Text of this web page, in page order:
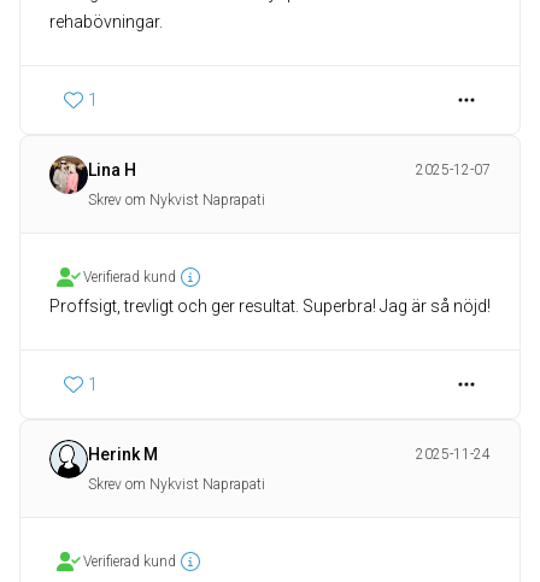
rehabövningar.
1
Lina H
2025-12-07
Skrev om Nykvist Naprapati
Verifierad kund
Proffsigt, trevligt och ger resultat. Superbra! Jag är så nöjd!
1
Herink M
2025-11-24
Skrev om Nykvist Naprapati
Verifierad kund